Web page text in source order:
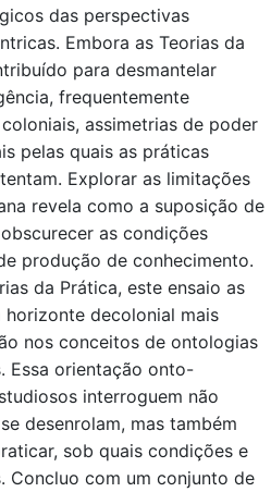
das perspectivas
Embora as Teorias da
para desmantelar
frequentemente
assimetrias de poder
pelas quais as práticas
Explorar as limitações
revela como a suposição de
as condições
produção de conhecimento.
da Prática, este ensaio as
decolonial mais
nos conceitos de ontologias
Essa orientação onto-
interroguem não
desenrolam, mas também
sob quais condições e
Concluo com um conjunto de